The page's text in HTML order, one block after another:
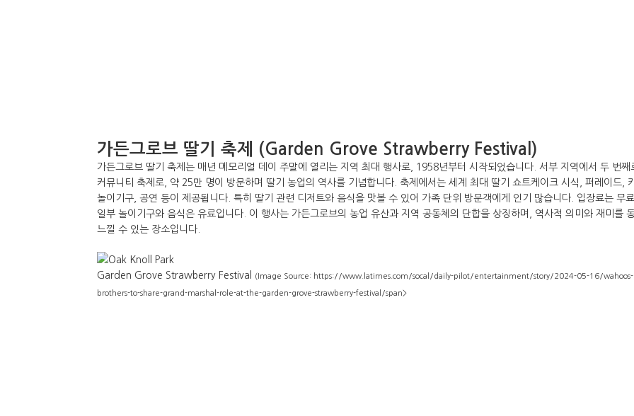
가든그로브 딸기 축제 (Garden Grove Strawberry Festival)
가든그로브 딸기 축제는 매년 메모리얼 데이 주말에 열리는 지역 최대 행사로, 1958년부터 시작되었습니다. 서부 지역에서 두 번째
커뮤니티 축제로, 약 25만 명이 방문하며 딸기 농업의 역사를 기념합니다. 축제에서는 세계 최대 딸기 쇼트케이크 시식, 퍼레이드,
놀이기구, 공연 등이 제공됩니다. 특히 딸기 관련 디저트와 음식을 맛볼 수 있어 가족 단위 방문객에게 인기 많습니다. 입장료는 무
일부 놀이기구와 음식은 유료입니다. 이 행사는 가든그로브의 농업 유산과 지역 공동체의 단합을 상징하며, 역사적 의미와 재미를
느낄 수 있는 장소입니다.
Garden Grove Strawberry Festival (Image Source: https://www.latimes.com/socal/daily-pilot/entertainment/story/2024-05-16/wahoos-
brothers-to-share-grand-marshal-role-at-the-garden-grove-strawberry-festival/span>